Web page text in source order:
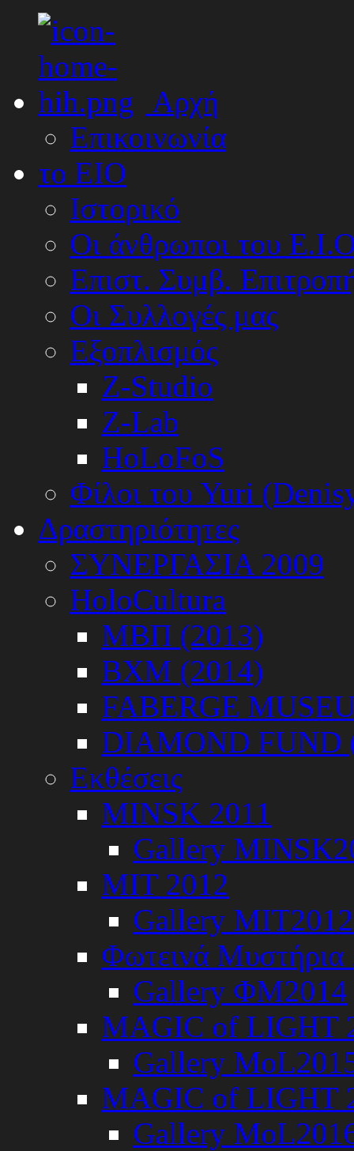
Αρχή
Επικοινωνία
το ΕΙΟ
Ιστορικό
Οι άνθρωποι του
Επιστ. Συμβ.
Οι Συλλογές μας
Εξοπλισμός
Z-Studio
Z-Lab
HoLoFoS
Φίλοι του Yuri
Δραστηριότητες
ΣΥΝΕΡΓΑΣΙΑ 2009
HoloCultura
ΜΒΠ (2013)
ΒΧΜ (2014)
FABERGE
DIAMOND FUND
Εκθέσεις
ΜINSK 2011
Gallery
ΜIT 2012
Gallery MIT2012
Φωτεινά Μυστήρια
Gallery ΦΜ2014
MAGIC of LIGHT
Gallery
MAGIC of LIGHT
Gallery